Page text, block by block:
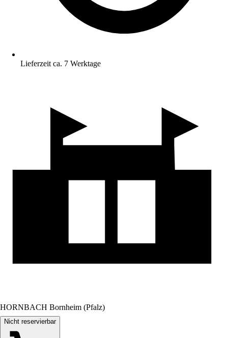
Lieferzeit ca. 7 Werktage
HORNBACH Bornheim (Pfalz)
Nicht reservierbar